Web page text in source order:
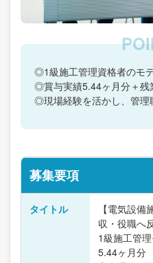
◎1級施工管理資格者のモ
◎賞与実績5.44ヶ月分＋残
◎現場経験を活かし、管理
募集要項
タイトル
【電気設
収・役職へ
1級施工管
5.44ヶ月分